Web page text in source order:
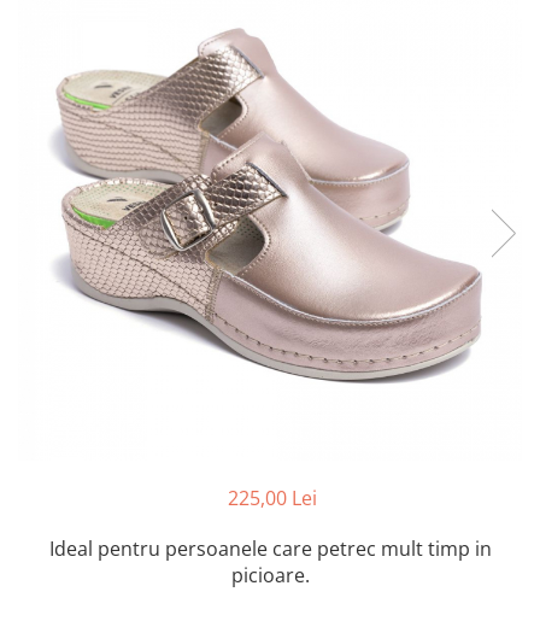
Vesna
Dr. Feet
225,00 Lei
Ideal pentru persoanele care petrec mult timp in
picioare.